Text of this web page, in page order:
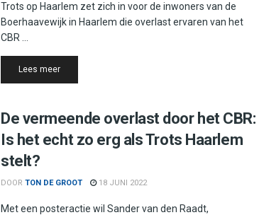
Trots op Haarlem zet zich in voor de inwoners van de
Boerhaavewijk in Haarlem die overlast ervaren van het
CBR ...
Lees meerDetails
De vermeende overlast door het CBR:
Is het echt zo erg als Trots Haarlem
stelt?
DOOR TON DE GROOT 18 JUNI 2022
Met een posteractie wil Sander van den Raadt,